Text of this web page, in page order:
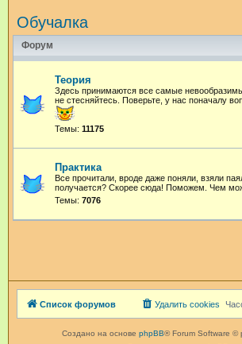
Обучалка
Форум
Теория
Здесь принимаются все самые
не стесняйтесь. Поверьте, у нас поначалу
Темы: 11175
Практика
Все прочитали, вроде даже поняли, взяли
получается? Скорее сюда! Поможем. Чем
Темы: 7076
Список форумов Удалить cookies
Создано на основе phpBB® Forum Software ©